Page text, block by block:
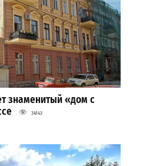
знаменитый «дом с
34143